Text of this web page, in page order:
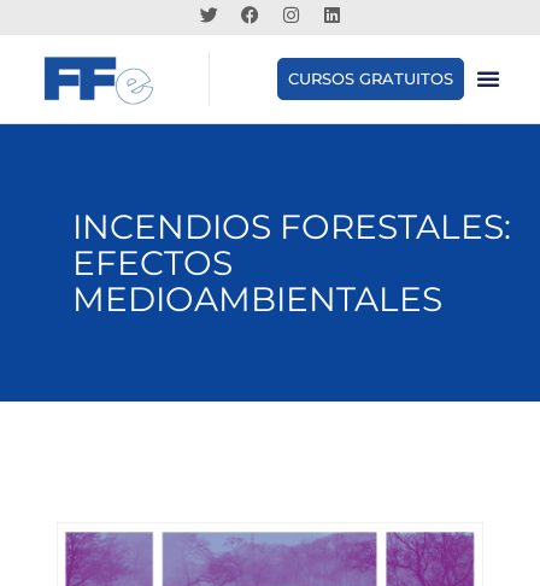
CURSOS GRATUITOS
INCENDIOS FORESTALES:
EFECTOS
MEDIOAMBIENTALES